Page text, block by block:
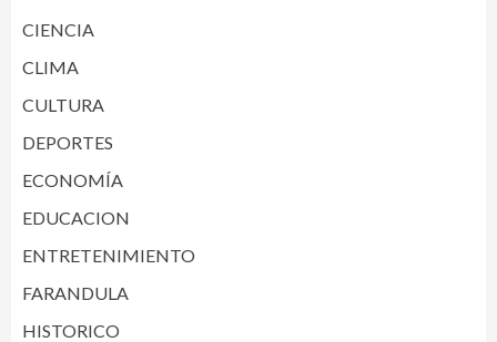
CIENCIA
CLIMA
CULTURA
DEPORTES
ECONOMÍA
EDUCACION
ENTRETENIMIENTO
FARANDULA
HISTORICO